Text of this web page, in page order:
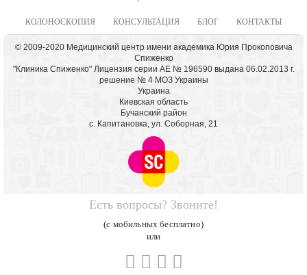
КОЛОНОСКОПИЯ КОНСУЛЬТАЦИЯ БЛОГ КОНТАКТЫ
© 2009-2020 Медицинский центр имени академика Юрия Прокоповича
Спиженко
"Клиника Спиженко" Лицензия серии АЕ № 196590 выдана 06.02.2013 г.
решение № 4 МОЗ Украины
Украина
Киевская область
Бучанский район
с. Капитановка, ул. Соборная, 21
Есть вопросы? Звоните!
(с мобильных бесплатно)
или